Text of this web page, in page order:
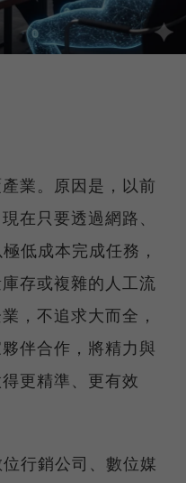
業。原因是，以前
在只要透過網路、
低成本完成任務，
存或複雜的人工流
，不追求大而全，
伴合作，將精力與
更精準、更有效
行銷公司、數位媒